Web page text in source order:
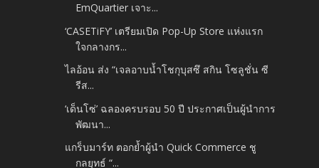
EmQuartier เจาะ...
‘CASETiFY’ เตรียมเปิด Pop-Up Store แห่งแรก
ใจกลางกร...
ไลอ้อน ส่ง “เจลอาบน้ำโชกุบุสซึ สกิน โซลูชั่น ซี
รีส...
‘เด็นโซ่’ ฉลองครบรอบ 50 ปี ประกาศเป็นผู้นำการ
พัฒนา...
แกร็บมาร์ท ตอกย้ำผู้นำ Quick Commerce ชู
กลยุทธ์ “...